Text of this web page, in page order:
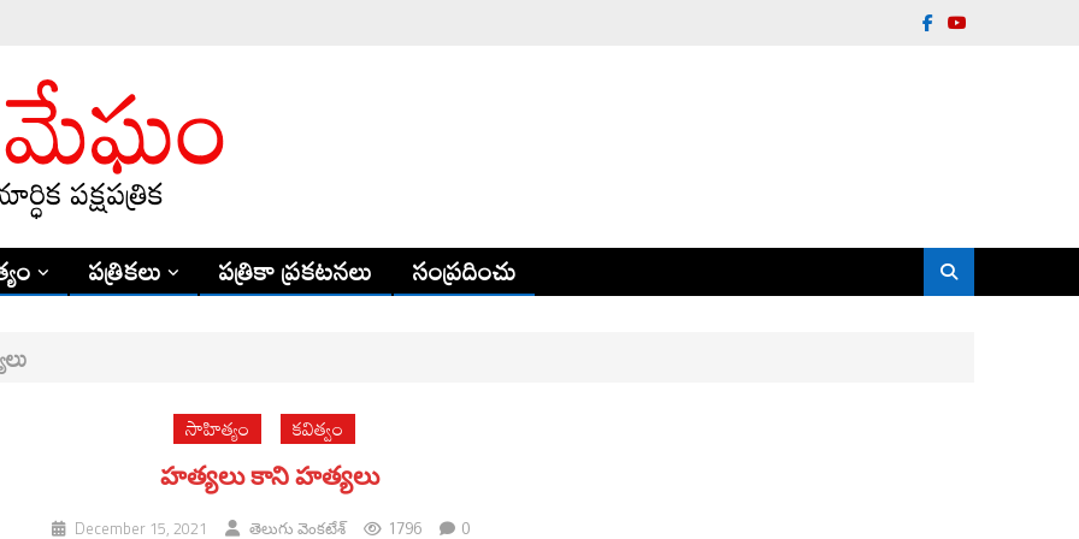
పత్రికలు పత్రికా ప్రకటనలు సంప్రదించు
సాహిత్యం కవిత్వం
హత్యలు కాని హత్యలు
December 15, 2021 తెలుగు వెంక‌టేశ్‌ 1796 0